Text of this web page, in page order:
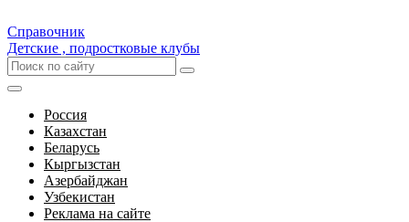
Справочник
Детские , подростковые клубы
Россия
Казахстан
Беларусь
Кыргызстан
Азербайджан
Узбекистан
Реклама на сайте